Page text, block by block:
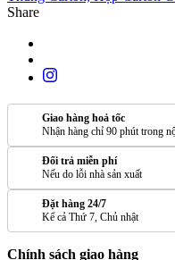
Share
Giao hàng hoả tốc
Nhận hàng chỉ 90 phút trong
Đổi trả miễn phí
Nếu do lỗi nhà sản xuất
Đặt hàng 24/7
Kể cả Thứ 7, Chủ nhật
Chính sách giao hàng